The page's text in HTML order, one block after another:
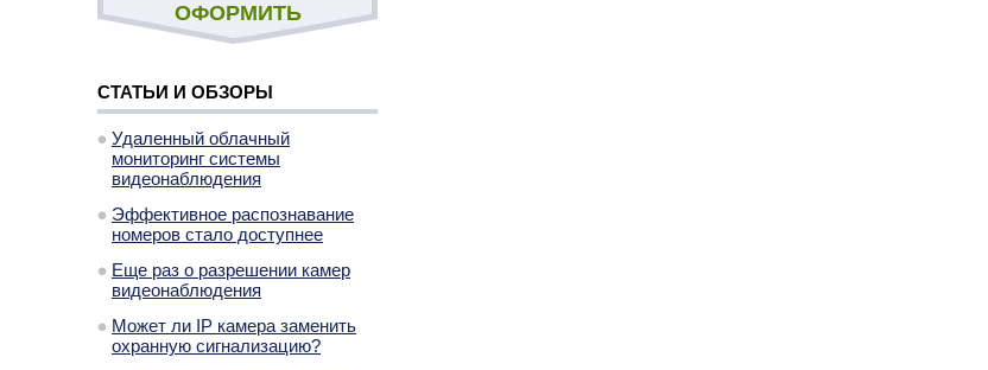
ОФОРМИТЬ
СТАТЬИ И ОБЗОРЫ
Удаленный облачный
мониторинг системы
видеонаблюдения
Эффективное распознавание
номеров стало доступнее
Еще раз о разрешении камер
видеонаблюдения
Может ли IP камера заменить
охранную сигнализацию?